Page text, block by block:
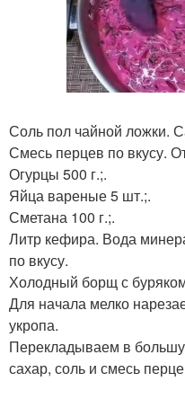
Соль пол чайной ложки.
Смесь перцев по вкусу.
Огурцы 500 г.;.
Яйца вареные 5 шт.;.
Сметана 100 г.;.
Литр кефира. Вода
по вкусу.
Холодный борщ с
Для начала мелко
укропа.
Перекладываем в
сахар, соль и смесь